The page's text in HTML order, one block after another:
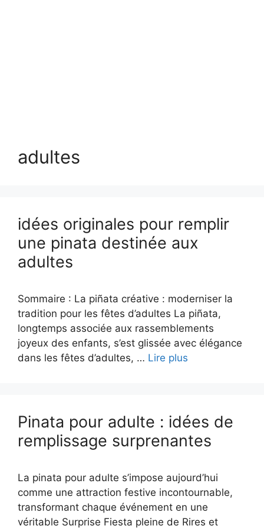
adultes
idées originales pour remplir
une pinata destinée aux
adultes
Sommaire : La piñata créative : moderniser la
tradition pour les fêtes d’adultes La piñata,
longtemps associée aux rassemblements
joyeux des enfants, s’est glissée avec élégance
dans les fêtes d’adultes, … Lire plus
Pinata pour adulte : idées de
remplissage surprenantes
La pinata pour adulte s’impose aujourd’hui
comme une attraction festive incontournable,
transformant chaque événement en une
véritable Surprise Fiesta pleine de Rires et